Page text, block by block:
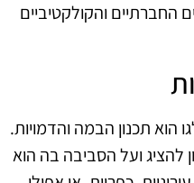
החברתיים והקולקטיביים
הוא תכנון הבמה והדמויות.
להציג ועל הסביבה בה הוא